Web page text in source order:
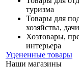
туризма
Товары для
хозяйства, дачи
Хозтовары,
интерьера
Уцененные товары
Наши магазины